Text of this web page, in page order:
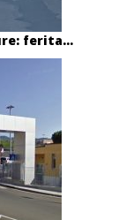
ferita...